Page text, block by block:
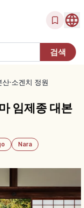
·소겐치 정원
임제종 대본
Nara